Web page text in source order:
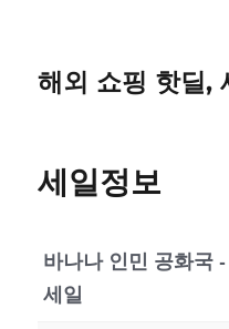
해외 쇼핑 핫딜,
세일정보
바나나 인민 공화국
세일